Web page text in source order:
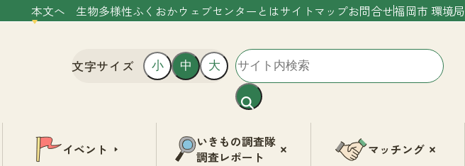
本文へ 生物多様性ふくおかウェブセンターとはサイトマップお問合せ福岡市 環境局
文字サイズ 小 中 大
イベント
いきもの調査隊
調査レポート
マッチング